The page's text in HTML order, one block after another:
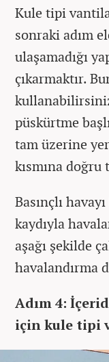
Kule tipi
sonraki adım
ulaşamadığı
çıkarmaktır.
püskürtme
tam üzerine
kısmına doğru
Basınçlı
kaydıyla
aşağı şekilde
havalandırma
Adım 4:
için kule tipi